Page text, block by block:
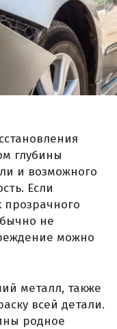
глубины
и возможного
Если
прозрачного
не
можно
металл, также
всей детали.
родное